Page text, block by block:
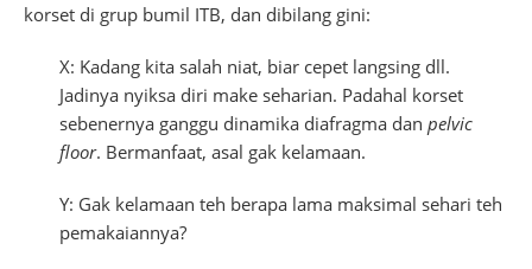
korset di grup bumil ITB, dan dibilang gini:
X: Kadang kita salah niat, biar cepet langsing dll.
Jadinya nyiksa diri make seharian. Padahal korset
sebenernya ganggu dinamika diafragma dan pelvic
floor. Bermanfaat, asal gak kelamaan.
Y: Gak kelamaan teh berapa lama maksimal sehari teh
pemakaiannya?